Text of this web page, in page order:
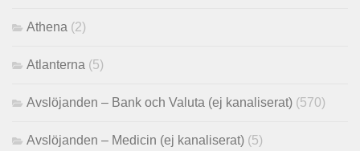
Athena (2)
Atlanterna (5)
Avslöjanden – Bank och Valuta (ej kanaliserat) (570)
Avslöjanden – Medicin (ej kanaliserat) (5)